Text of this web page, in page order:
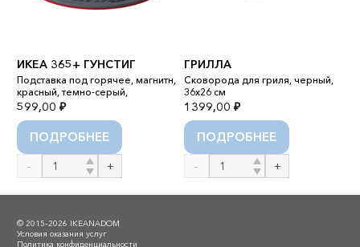
ИКЕА 365+ ГУНСТИГ
Подставка под горячее, магнитн,
красный, темно-серый,
599,00 ₽
ПОДРОБНЕЕ
Количество
товара
ИКЕА
ГУНСТИГ
ГРИЛЛА
Сковорода для гриля, черный,
36x26 см
1399,00 ₽
ПОДРОБНЕЕ
Количество
товара
ГРИЛЛА
© 2015–2026 IKEANADOM
Условия оказания услуг
Политика конфиденциальности